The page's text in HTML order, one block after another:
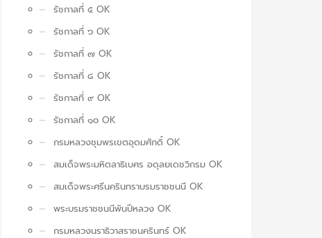
รัชกาลที่ ๕ OK
รัชกาลที่ ๖ OK
รัชกาลที่ ๗ OK
รัชกาลที่ ๘ OK
รัชกาลที่ ๙ OK
รัชกาลที่ ๑๐ OK
กรมหลวงชุมพรเขตอุดมศักดิ์ OK
สมเด็จพระมหิตลาธิเบศร อดุลยเดชวิกรม OK
สมเด็จพระศรีนครินทราบรมราชชนนี OK
พระบรมราชชนนีพันปีหลวง OK
กรมหลวงนราธิวาสราชนครินทร์ OK